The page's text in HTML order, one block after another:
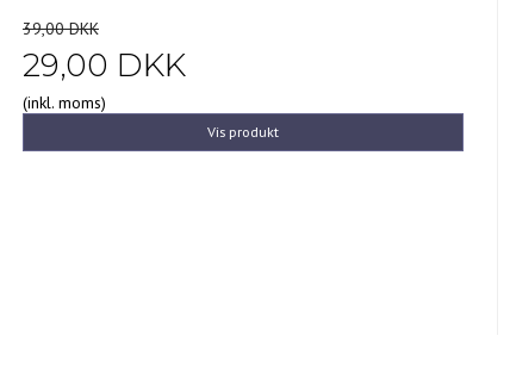
39,00 DKK
29,00 DKK
(inkl. moms)
Vis produkt